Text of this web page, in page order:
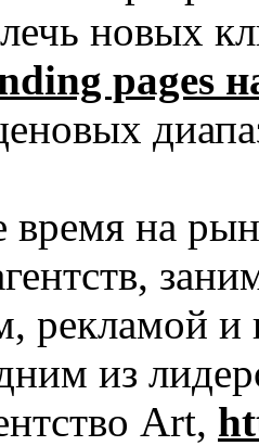
новых
pages
время на
рекламой и
из
Art,